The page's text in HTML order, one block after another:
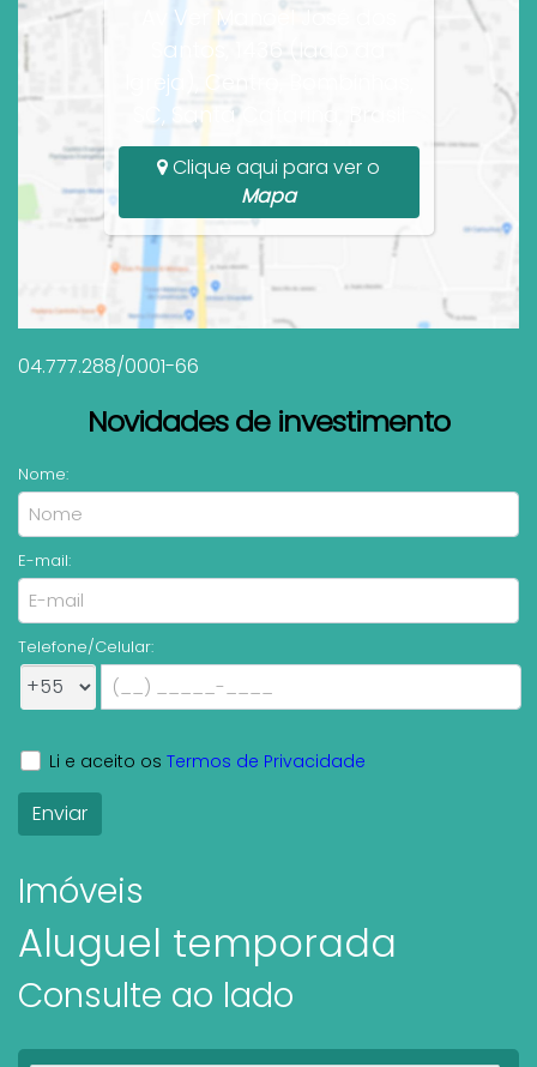
Av Ver Manoel José dos
Santos, 1436 (lado da
Igreja), Centro, Bombinhas,
SC, Santa Catarina, Brasil
Clique aqui para ver o
Mapa
04.777.288/0001-66
Novidades de investimento
Nome:
E-mail:
Telefone/Celular:
Li e aceito os Termos de Privacidade
Imóveis
Aluguel temporada
Consulte ao lado